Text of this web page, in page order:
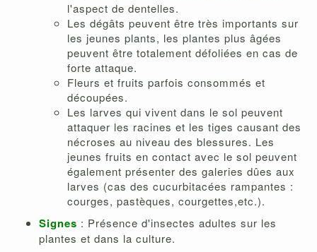
l'aspect de dentelles.
Les dégâts peuvent être très importants sur
les jeunes plants, les plantes plus âgées
peuvent être totalement défoliées en cas de
forte attaque.
Fleurs et fruits parfois consommés et
découpées.
Les larves qui vivent dans le sol peuvent
attaquer les racines et les tiges causant des
nécroses au niveau des blessures. Les
jeunes fruits en contact avec le sol peuvent
également présenter des galeries dûes aux
larves (cas des cucurbitacées rampantes :
courges, pastèques, courgettes,etc.).
Signes : Présence d'insectes adultes sur les
plantes et dans la culture.